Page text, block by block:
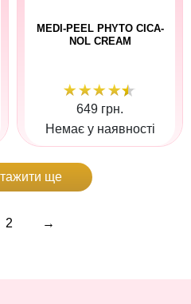
MEDI-PEEL PHYTO CICA-
NOL CREAM
649 грн.
Немає у наявності
ще
2 →